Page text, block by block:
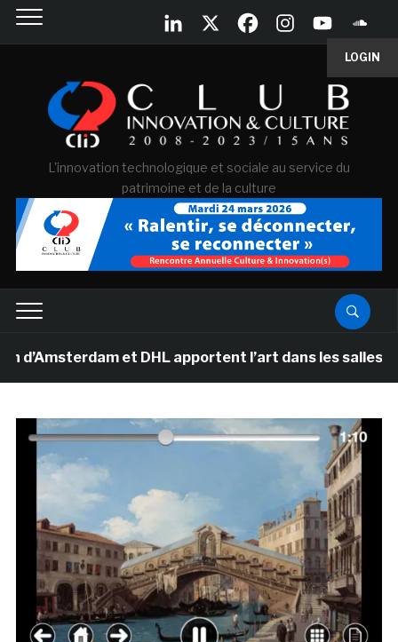
LOGIN
L'innovation technologique et sociale au service du
patrimoine et de la culture
et DHL apportent l’art dans les salles de